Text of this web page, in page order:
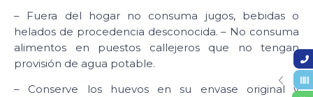
– Fuera del hogar no consuma jugos, bebidas o
helados de procedencia desconocida. – No consuma
alimentos en puestos callejeros que no tengan
provisión de agua potable.
– Conserve los huevos en su envase original y